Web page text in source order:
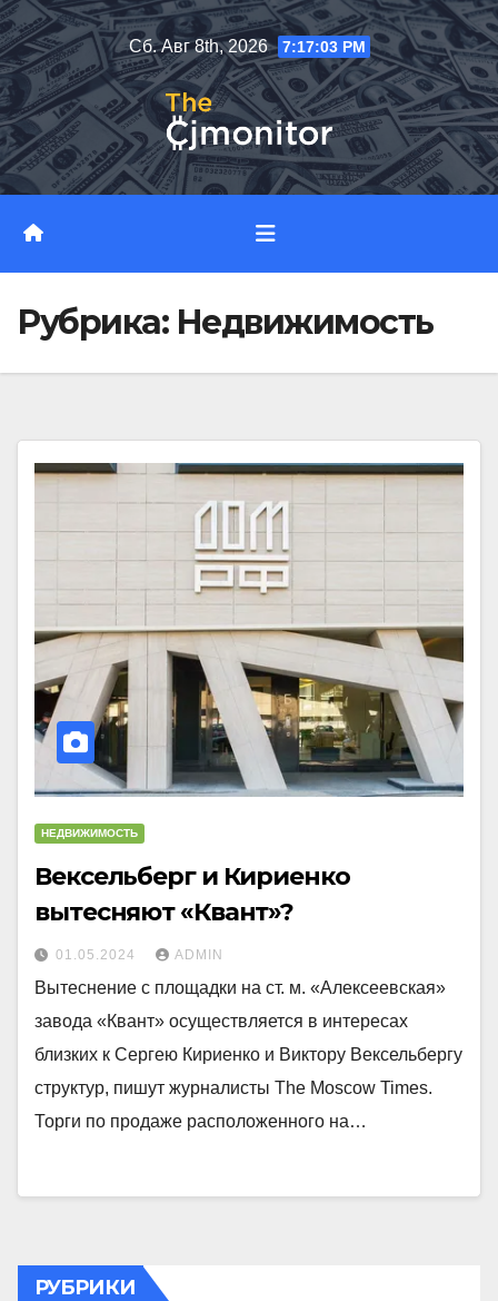
Перейти
к
содержимому
Сб. Авг 8th, 2026 7:17:03 PM
Рубрика: Недвижимость
НЕДВИЖИМОСТЬ
Вексельберг и Кириенко
вытесняют «Квант»?
01.05.2024 ADMIN
Вытеснение с площадки на ст. м. «Алексеевская»
завода «Квант» осуществляется в интересах
близких к Сергею Кириенко и Виктору Вексельбергу
структур, пишут журналисты The Moscow Times.
Торги по продаже расположенного на…
РУБРИКИ